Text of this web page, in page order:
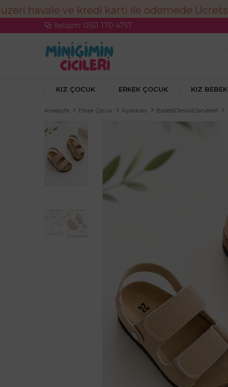
İletişim: 0551 170 4757
KIZ ÇOCUK ERKEK ÇOCUK KIZ BEBEK
Anasayfa Erkek Çocuk Ayakkabı Babet&Terlik&Sandelet